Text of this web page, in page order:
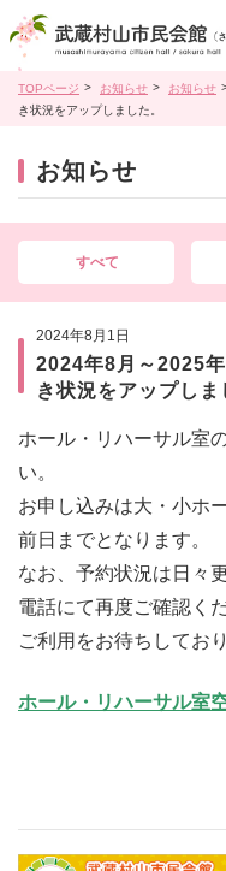
TOPページ お知らせ お知らせ
き状況をアップしました。
お知らせ
すべて
2024年8月1日
2024年8月～2025
き状況をアップしま
ホール・リハーサル室
い。
お申し込みは大・小ホ
前日までとなります。
なお、予約状況は日々
電話にて再度ご確認く
ご利用をお待ちしてお
ホール・リハーサル室